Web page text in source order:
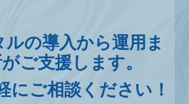
の導入から運用ま
ご支援します。
にご相談ください！